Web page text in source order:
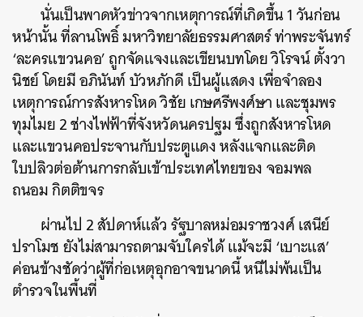
นั่นเป็นพาดหัวข่าวจากเหตุการณ์ที่เกิดขึ้น 1 วันก่อน
หน้านั้น ที่ลานโพธิ์ มหาวิทยาลัยธรรมศาสตร์ ท่าพระจันทร์
‘ละครแขวนคอ’ ถูกจัดแจงและเขียนบทโดย วิโรจน์ ตั้งวา
นิชย์ โดยมี อภินันท์ บัวหภักดี เป็นผู้แสดง เพื่อจำลอง
เหตุการณ์การสังหารโหด วิชัย เกษศรีพงศ์ษา และชุมพร
ทุมไมย 2 ช่างไฟฟ้าที่จังหวัดนครปฐม ซึ่งถูกสังหารโหด
และแขวนคอประจานกับประตูแดง หลังแจกและติด
ใบปลิวต่อต้านการกลับเข้าประเทศไทยของ จอมพล
ถนอม กิตติขจร
ผ่านไป 2 สัปดาห์แล้ว รัฐบาลหม่อมราชวงศ์ เสนีย์
ปราโมช ยังไม่สามารถตามจับใครได้ แม้จะมี ‘เบาะแส’
ค่อนข้างชัดว่าผู้ที่ก่อเหตุอุกอาจขนาดนี้ หนีไม่พ้นเป็น
ตำรวจในพื้นที่